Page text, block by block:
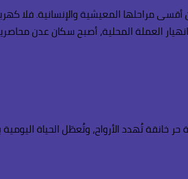
مراحلها المعيشية والإنسانية. فلا
العملة المحلية، أصبح سكان عدن
تصل لأكثر من 10 ساعات يوميًا، وسط موجة حر خانقة تُهدد